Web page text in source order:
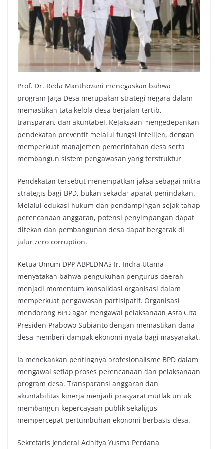
Prof. Dr. Reda Manthovani menegaskan bahwa
program Jaga Desa merupakan strategi negara dalam
memastikan tata kelola desa berjalan tertib,
transparan, dan akuntabel. Kejaksaan mengedepankan
pendekatan preventif melalui fungsi intelijen, dengan
memperkuat manajemen pemerintahan desa serta
membangun sistem pengawasan yang terstruktur.
Pendekatan tersebut menempatkan jaksa sebagai mitra
strategis bagi BPD, bukan sekadar aparat penindakan.
Melalui edukasi hukum dan pendampingan sejak tahap
perencanaan anggaran, potensi penyimpangan dapat
ditekan dan pembangunan desa dapat bergerak di
jalur zero corruption.
Ketua Umum DPP ABPEDNAS Ir. Indra Utama
menyatakan bahwa pengukuhan pengurus daerah
menjadi momentum konsolidasi organisasi dalam
memperkuat pengawasan partisipatif. Organisasi
mendorong BPD agar mengawal pelaksanaan Asta Cita
Presiden Prabowo Subianto dengan memastikan dana
desa memberi dampak ekonomi nyata bagi masyarakat.
Ia menekankan pentingnya profesionalisme BPD dalam
mengawal setiap proses perencanaan dan pelaksanaan
program desa. Transparansi anggaran dan
akuntabilitas kinerja menjadi prasyarat mutlak untuk
membangun kepercayaan publik sekaligus
mempercepat pertumbuhan ekonomi berbasis desa.
Sekretaris Jenderal Adhitya Yusma Perdana